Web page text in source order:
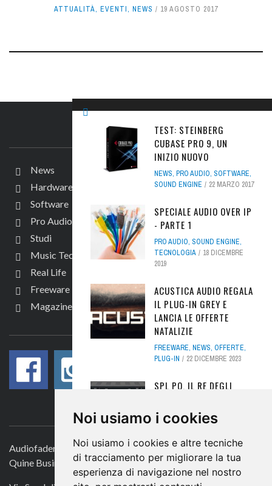
Noi usiamo i cookies
Noi usiamo i cookies e altre tecniche
di tracciamento per migliorare la tua
esperienza di navigazione nel nostro
ATTUALITÀ, EVENTI, NEWS 19 AGOSTO 2017
TEST: STEINBERG
CUBASE PRO 9, UN
INIZIO NUOVO
NEWS, PRO AUDIO, SOFTWARE,
SOUND ENGINE
22 MARZO 2017
SPECIALE AUDIO OVER IP
- PARTE 1
PRO AUDIO, SOUND ENGINE,
TECNOLOGIA
18 DICEMBRE
2019
ACUSTICA AUDIO REGALA
IL PLUG-IN GREY E
LANCIA LE OFFERTE
NATALIZIE
FREEWARE, NEWS, OFFERTE,
PLUG-IN
22 DICEMBRE 2023
SPL PQ, IL RE DEGLI
HARDWARE,NEWS,PRO AUDIO
SOUND ENGINE
23 APRILE 2018
UNIVERSAL AUDIO UAD
METAL GUITAR CHANNEL
STRIP, IL TUTORIAL -
News
Hardware
Software
Pro Audio
Studi
Music Tech
Real Life
Freeware
Magazine
SEGUICI
CONTATTACI
Audiofader.com
Quine Business Publisher